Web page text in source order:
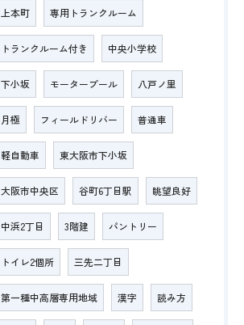
上本町 専用トランクルーム
トランクルーム付き 中央小学校
下小坂 モータープール 八戸ノ里
月極 フィールドリバー 普通車
軽自動車 東大阪市下小坂
大阪市中央区 谷町6丁目駅 眺望良好
中浜2丁目 3階建 パントリー
トイレ2個所 三先二丁目
第一種中高層専用地域 漢字 読み方